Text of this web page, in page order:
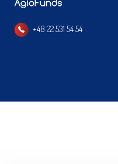
+48 22 531 54 54